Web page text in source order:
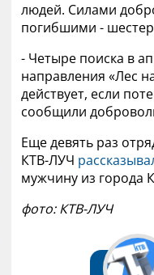
людей. Силами
погибшими -
- Четыре поиска в
направления «Лес
действует, если
сообщили
Еще девять раз
КТВ-ЛУЧ
мужчину из города
фото: КТВ-ЛУЧ